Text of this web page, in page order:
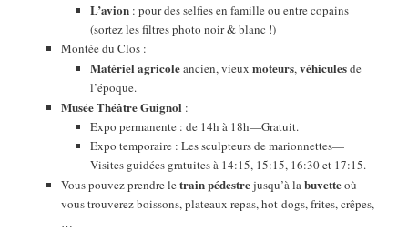
L’avion : pour des selfies en famille ou entre copains
(sortez les filtres photo noir & blanc !)
Montée du Clos :
Matériel agricoleancien, vieuxmoteurs,véhiculesde
l’époque.
Musée Théâtre Guignol :
Expo permanente : de 14h à 18h—Gratuit.
Expo temporaire : Les sculpteurs de marionnettes—
Visites guidées gratuites à 14:15, 15:15, 16:30 et 17:15.
Vous pouvez prendre letrain pédestrejusqu’à labuvetteoù
vous trouverez boissons, plateaux repas, hot-dogs, frites, crêpes,
…